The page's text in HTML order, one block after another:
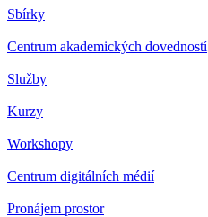
Sbírky
Centrum akademických dovedností
Služby
Kurzy
Workshopy
Centrum digitálních médií
Pronájem prostor